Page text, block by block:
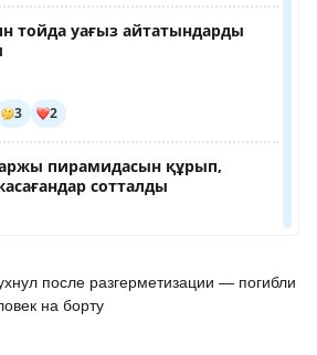
после разгерметизации — погибли
на борту